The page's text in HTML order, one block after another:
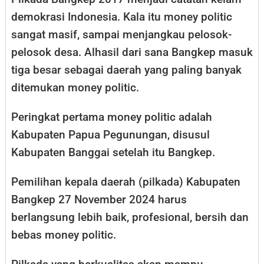
demokrasi Indonesia. Kala itu money politic
sangat masif, sampai menjangkau pelosok-
pelosok desa. Alhasil dari sana Bangkep masuk
tiga besar sebagai daerah yang paling banyak
ditemukan money politic.
Peringkat pertama money politic adalah
Kabupaten Papua Pegunungan, disusul
Kabupaten Banggai setelah itu Bangkep.
Pemilihan kepala daerah (pilkada) Kabupaten
Bangkep 27 November 2024 harus
berlangsung lebih baik, profesional, bersih dan
bebas money politic.